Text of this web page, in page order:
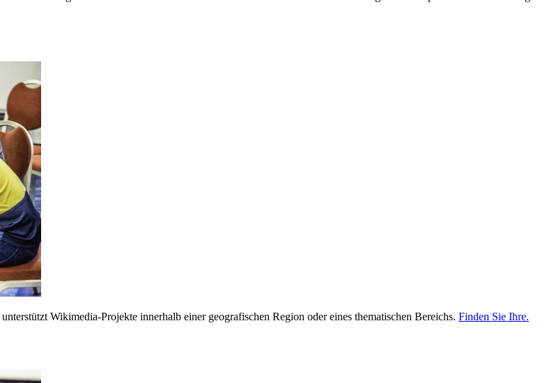
Wikimedia-Projekte innerhalb einer geografischen Region oder eines thematischen Bereichs. Finden Sie Ihre.